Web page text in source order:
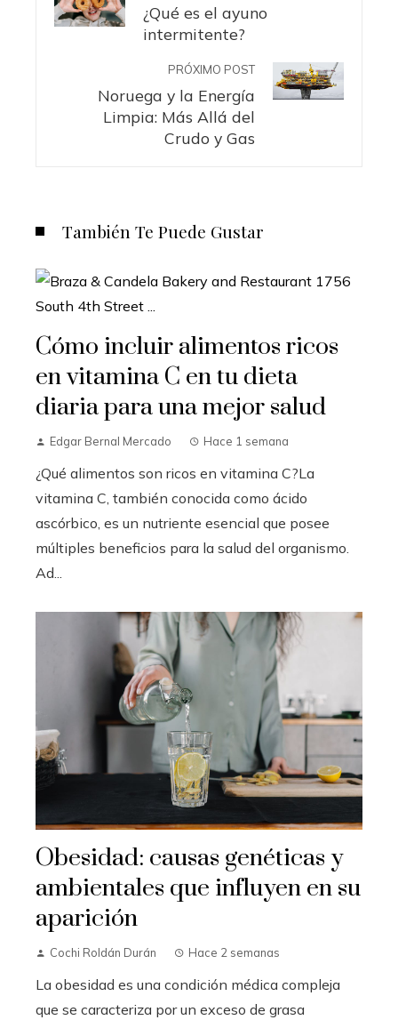
¿Qué es el ayuno
intermitente?
PRÓXIMO POST
Noruega y la Energía
Limpia: Más Allá del
Crudo y Gas
También Te Puede Gustar
Cómo incluir alimentos ricos
en vitamina C en tu dieta
diaria para una mejor salud
Edgar Bernal Mercado Hace 1 semana
¿Qué alimentos son ricos en vitamina C?La
vitamina C, también conocida como ácido
ascórbico, es un nutriente esencial que posee
múltiples beneficios para la salud del organismo.
Ad...
Obesidad: causas genéticas y
ambientales que influyen en su
aparición
Cochi Roldán Durán Hace 2 semanas
La obesidad es una condición médica compleja
que se caracteriza por un exceso de grasa